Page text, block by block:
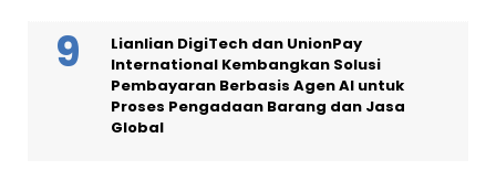
Lianlian DigiTech dan UnionPay
International Kembangkan Solusi
Pembayaran Berbasis Agen AI untuk
Proses Pengadaan Barang dan Jasa
Global